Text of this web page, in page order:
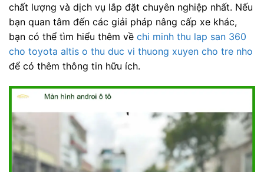
chất lượng và dịch vụ lắp đặt chuyên nghiệp nhất. Nếu
bạn quan tâm đến các giải pháp nâng cấp xe khác,
bạn có thể tìm hiểu thêm về chi minh thu lap san 360
cho toyota altis o thu duc vi thuong xuyen cho tre nho
để có thêm thông tin hữu ích.